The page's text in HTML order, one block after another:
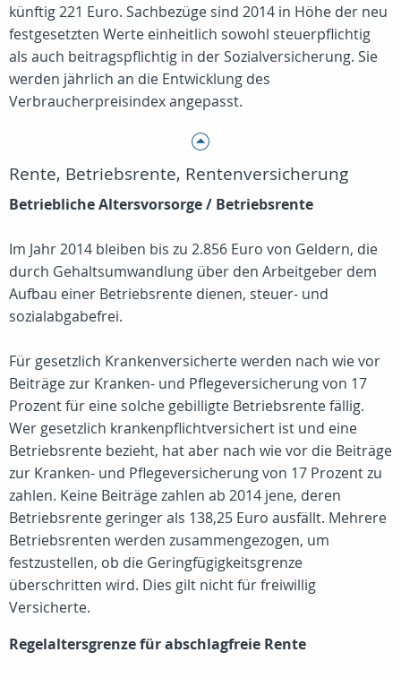
künftig 221 Euro. Sachbezüge sind 2014 in Höhe der neu
festgesetzten Werte einheitlich sowohl steuerpflichtig
als auch beitragspflichtig in der Sozialversicherung. Sie
werden jährlich an die Entwicklung des
Verbraucherpreisindex angepasst.
Rente, Betriebsrente, Rentenversicherung
Betriebliche Altersvorsorge / Betriebsrente
Im Jahr 2014 bleiben bis zu 2.856 Euro von Geldern, die
durch Gehaltsumwandlung über den Arbeitgeber dem
Aufbau einer Betriebsrente dienen, steuer- und
sozialabgabefrei.
Für gesetzlich Krankenversicherte werden nach wie vor
Beiträge zur Kranken- und Pflegeversicherung von 17
Prozent für eine solche gebilligte Betriebsrente fällig.
Wer gesetzlich krankenpflichtversichert ist und eine
Betriebsrente bezieht, hat aber nach wie vor die Beiträge
zur Kranken- und Pflegeversicherung von 17 Prozent zu
zahlen. Keine Beiträge zahlen ab 2014 jene, deren
Betriebsrente geringer als 138,25 Euro ausfällt. Mehrere
Betriebsrenten werden zusammengezogen, um
festzustellen, ob die Geringfügigkeitsgrenze
überschritten wird. Dies gilt nicht für freiwillig
Versicherte.
Regelaltersgrenze für abschlagfreie Rente